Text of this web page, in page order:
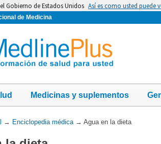
Gobierno de Estados Unidos Así es como usted puede
de Medicina
Medicinas y suplementos
→ Enciclopedia médica→ Agua en la dieta